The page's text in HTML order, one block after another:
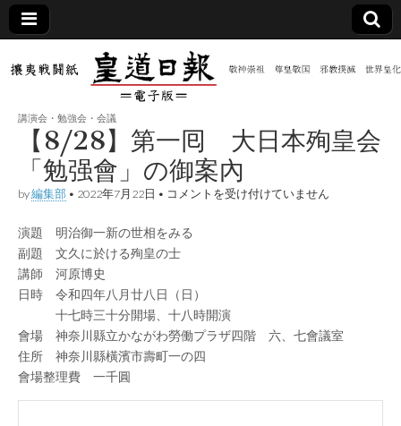
皇道
日報
（防
共新
聞）
電子
版
敬神
尊皇
｜昭
和八
年創
刊
皇道
実
攘夷
戦闘
紙
講演会・勉強会・会議
【8/28】第一囘 大日本殉皇会
「勉强會」の御案內
by編集部 • 2022年7月22日 • 【8/28】
囘
大
殉
皇
会
「勉
强
會」
コメントを受け付けていません
演題 明治御一新の世相をみる
副題 文久に於ける殉皇の士
講師 河原博史
日時 令和四年八月廿八日（日）
十七時三十分開場、十八時開演
會場 神奈川縣立かながわ勞働プラザ四階 六、七會議室
住所 神奈川縣橫濱市壽町一の四
會場整理費 一千圓